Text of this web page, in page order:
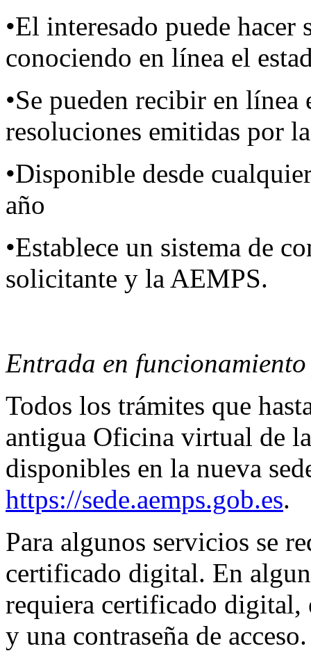
•El interesado puede
conociendo en línea el
•Se pueden recibir en
resoluciones emitidas por
•Disponible desde
año
•Establece un sistema de
solicitante y la AEMPS.
Entrada en
Todos los trámites que
antigua Oficina virtual de
disponibles en la nueva
https://sede.aemps.gob.es.
Para algunos servicios se
certificado digital. En
requiera certificado digital,
y una contraseña de acceso.